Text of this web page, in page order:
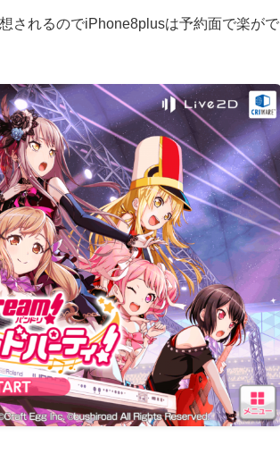
されるのでiPhone8plusは予約面で楽がで